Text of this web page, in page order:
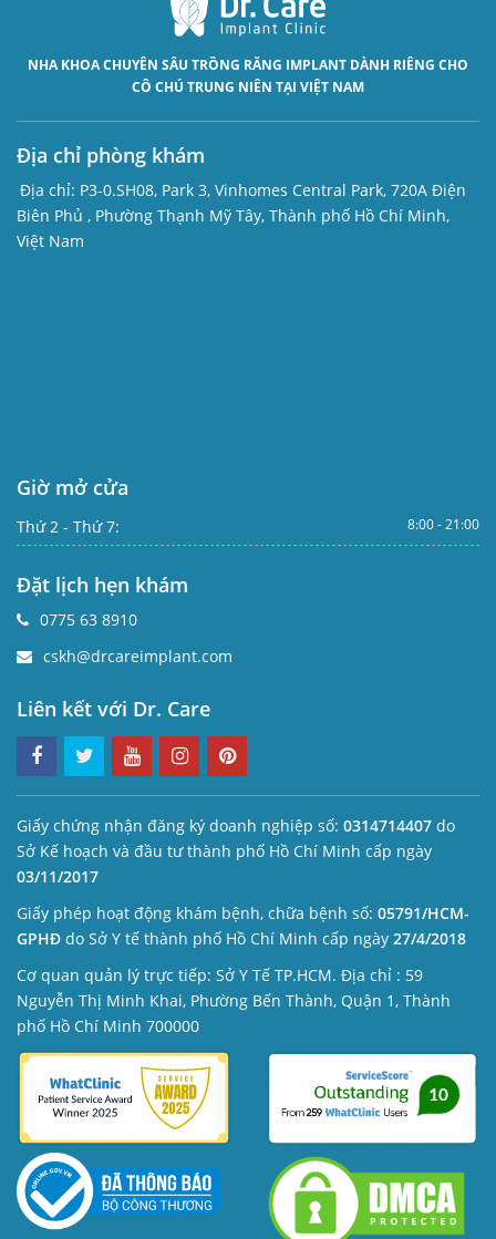
NHA KHOA CHUYÊN SÂU TRỒNG RĂNG IMPLANT DÀNH RIÊNG CHO
CÔ CHÚ TRUNG NIÊN TẠI VIỆT NAM
Địa chỉ phòng khám
Địa chỉ: P3-0.SH08, Park 3, Vinhomes Central Park, 720A Điện
Biên Phủ , Phường Thạnh Mỹ Tây, Thành phố Hồ Chí Minh,
Việt Nam
Giờ mở cửa
Thứ 2 - Thứ 7: 8:00 - 21:00
Đặt lịch hẹn khám
0775 63 8910
cskh@drcareimplant.com
Liên kết với Dr. Care
Giấy chứng nhận đăng ký doanh nghiệp số: 0314714407 do
Sở Kế hoạch và đầu tư thành phố Hồ Chí Minh cấp ngày
03/11/2017
Giấy phép hoạt động khám bệnh, chữa bệnh số: 05791/HCM-
GPHĐ do Sở Y tế thành phố Hồ Chí Minh cấp ngày 27/4/2018
Cơ quan quản lý trực tiếp: Sở Y Tế TP.HCM. Địa chỉ : 59
Nguyễn Thị Minh Khai, Phường Bến Thành, Quận 1, Thành
phố Hồ Chí Minh 700000